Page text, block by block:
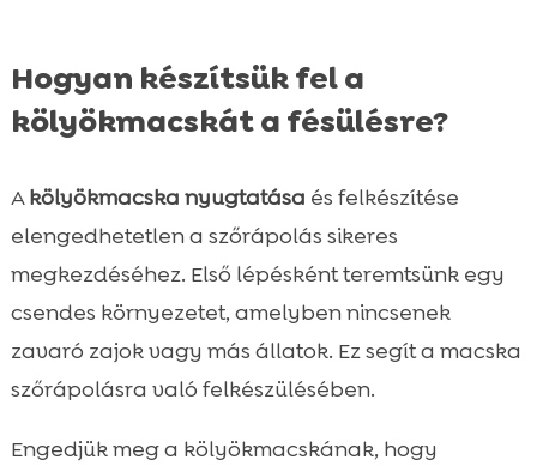
Hogyan készítsük fel a
kölyökmacskát a fésülésre?
Akölyökmacska nyugtatása és felkészítése
elengedhetetlen a szőrápolás sikeres
megkezdéséhez. Első lépésként teremtsünk egy
csendes környezetet, amelyben nincsenek
zavaró zajok vagy más állatok. Ez segít a macska
szőrápolásra való felkészülésében.
Engedjük meg a kölyökmacskának, hogy